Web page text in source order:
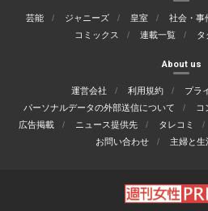
芸能 ジャニーズ 皇室 社会・事
コミックス
連載一覧 タ
About us
運営会社 利用規約
プラ
パーソナルデータの外部送信について
コ
広告掲載
ニュース提供先 タレコミ
お問い合わせ
主婦と生